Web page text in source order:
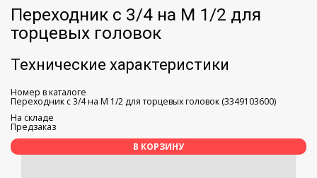
Переходник с 3/4 на M 1/2 для
торцевых головок
Технические характеристики
Номер в каталоге
Переходник с 3/4 на M 1/2 для торцевых головок (3349103600)
На складе
Предзаказ
В КОРЗИНУ